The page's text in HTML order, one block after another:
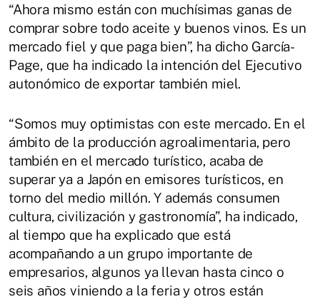
“Ahora mismo están con muchísimas ganas de
comprar sobre todo aceite y buenos vinos. Es un
mercado fiel y que paga bien”, ha dicho García-
Page, que ha indicado la intención del Ejecutivo
autonómico de exportar también miel.
“Somos muy optimistas con este mercado. En el
ámbito de la producción agroalimentaria, pero
también en el mercado turístico, acaba de
superar ya a Japón en emisores turísticos, en
torno del medio millón. Y además consumen
cultura, civilización y gastronomía”, ha indicado,
al tiempo que ha explicado que está
acompañando a un grupo importante de
empresarios, algunos ya llevan hasta cinco o
seis años viniendo a la feria y otros están